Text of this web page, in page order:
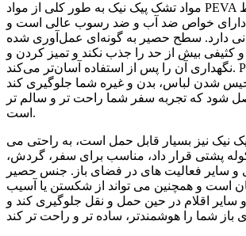
مواد تشک پیک نیک به طور کلی از مواد PEVA سازگار با محیط
خواص ضد آب و ضد رسوب عالی است و
دارد. سطح حصیر به گونه‌ای عمل‌آوری شده
کثیفی بیش از حد را جذب نکند و تمیز کردن و
نگهداری آن را پس از استفاده آسان‌تر می‌کند. Picnic Mats می تواند
شدن لباس، بدن و غیره شما جلوگیری کند
شود که تجربه سفر شما راحت تر و سالم تر
است.
نیک نیز بسیار قابل حمل است، به راحتی می
پشتی قرار داد، مناسب برای سفر، گردش،
و سایر فعالیت های در فضای باز. جنس حصیر
است و همچنین می تواند از شکستن یا آسیب
اقلام در حین حمل و نقل جلوگیری کند و